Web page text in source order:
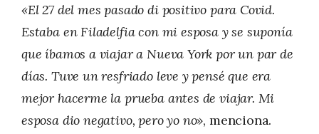
«El 27 del mes pasado di positivo para Covid.
Estaba en Filadelfia con mi esposa y se suponía
que íbamos a viajar a Nueva York por un par de
días. Tuve un resfriado leve y pensé que era
mejor hacerme la prueba antes de viajar. Mi
esposa dio negativo, pero yo no», menciona.